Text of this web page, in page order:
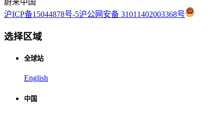
沪ICP备15044878号-5沪公网安备 31011402003368号
选择区域
全球站
English
中国